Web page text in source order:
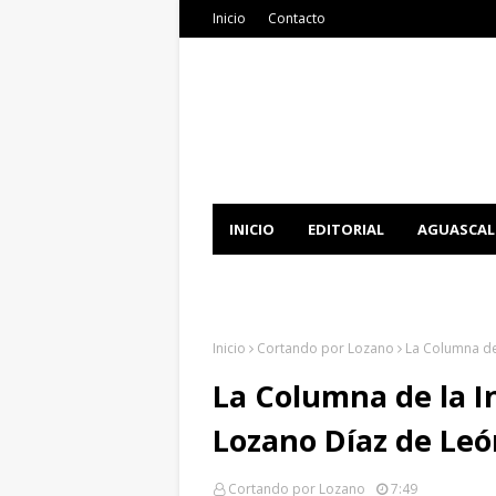
Inicio Contacto
INICIO EDITORIAL
Inicio Cortando por Lozano La Columna
La Columna de la
Lozano Díaz de
Cortando por Lozano 7:49